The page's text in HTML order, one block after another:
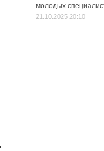
молодых
21.10.2025 20:10